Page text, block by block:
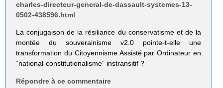
charles-directeur-general-de-dassault-systemes-13-
0502-438596.html
La conjugaison de la résiliance du conservatisme et de la
montée du souverainisme v2.0 pointe-t-elle une
transformation du Citoyennisme Assisté par Ordinateur en
“national-constitutionalisme” instransitif ?
Répondre à ce commentaire